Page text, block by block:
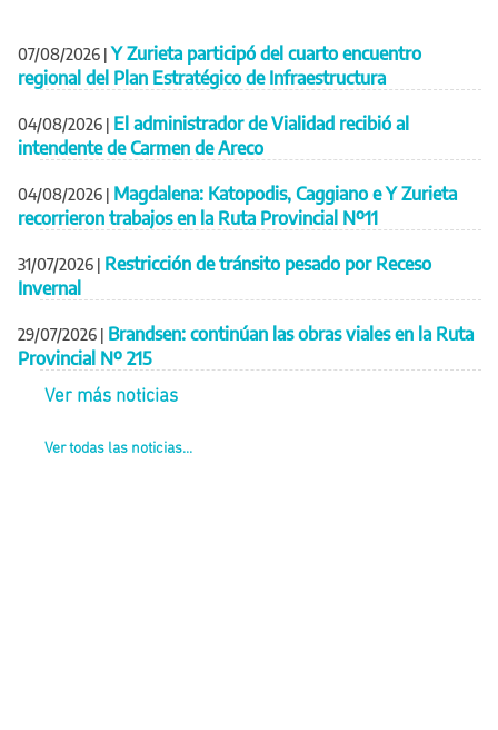
07/08/2026 | Y Zurieta participó del cuarto encuentro
regional del Plan Estratégico de Infraestructura
04/08/2026 | El administrador de Vialidad recibió al
intendente de Carmen de Areco
04/08/2026 | Magdalena: Katopodis, Caggiano e Y Zurieta
recorrieron trabajos en la Ruta Provincial Nº11
31/07/2026 | Restricción de tránsito pesado por Receso
Invernal
29/07/2026 | Brandsen: continúan las obras viales en la Ruta
Provincial Nº 215
Ver más noticias
Ver todas las noticias...